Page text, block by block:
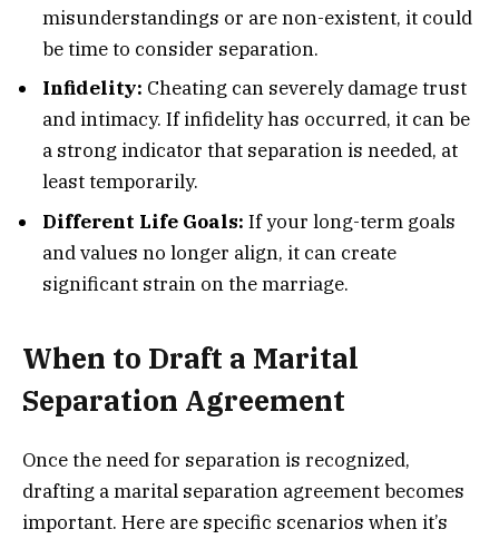
misunderstandings or are non-existent, it could
be time to consider separation.
Infidelity: Cheating can severely damage trust
and intimacy. If infidelity has occurred, it can be
a strong indicator that separation is needed, at
least temporarily.
Different Life Goals: If your long-term goals
and values no longer align, it can create
significant strain on the marriage.
When to Draft a Marital
Separation Agreement
Once the need for separation is recognized,
drafting a marital separation agreement becomes
important. Here are specific scenarios when it’s